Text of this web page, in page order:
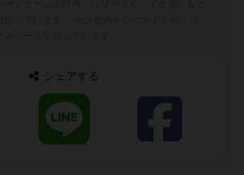
シェアする